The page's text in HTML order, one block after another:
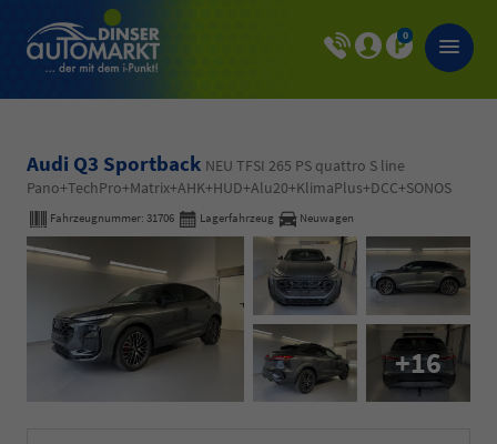
0
Audi Q3 Sportback NEU TFSI 265 PS quattro S line
Pano+TechPro+Matrix+AHK+HUD+Alu20+KlimaPlus+DCC+SONOS
Fahrzeugnummer: 31706 Lagerfahrzeug Neuwagen
+16